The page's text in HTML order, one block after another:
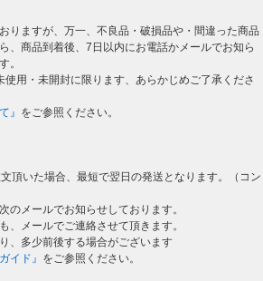
りますが、万一、不良品・破損品や・間違った商品
、商品到着後、7日以内にお電話かメールでお知ら
。
使用・未開封に限ります、あらかじめご了承くださ
』 をご参照ください。
頂いた場合、最短で翌日の発送となります。（コン
のメールでお知らせしております。
メールでご連絡させて頂きます。
、多少前後する場合がございます
イド』 をご参照ください。